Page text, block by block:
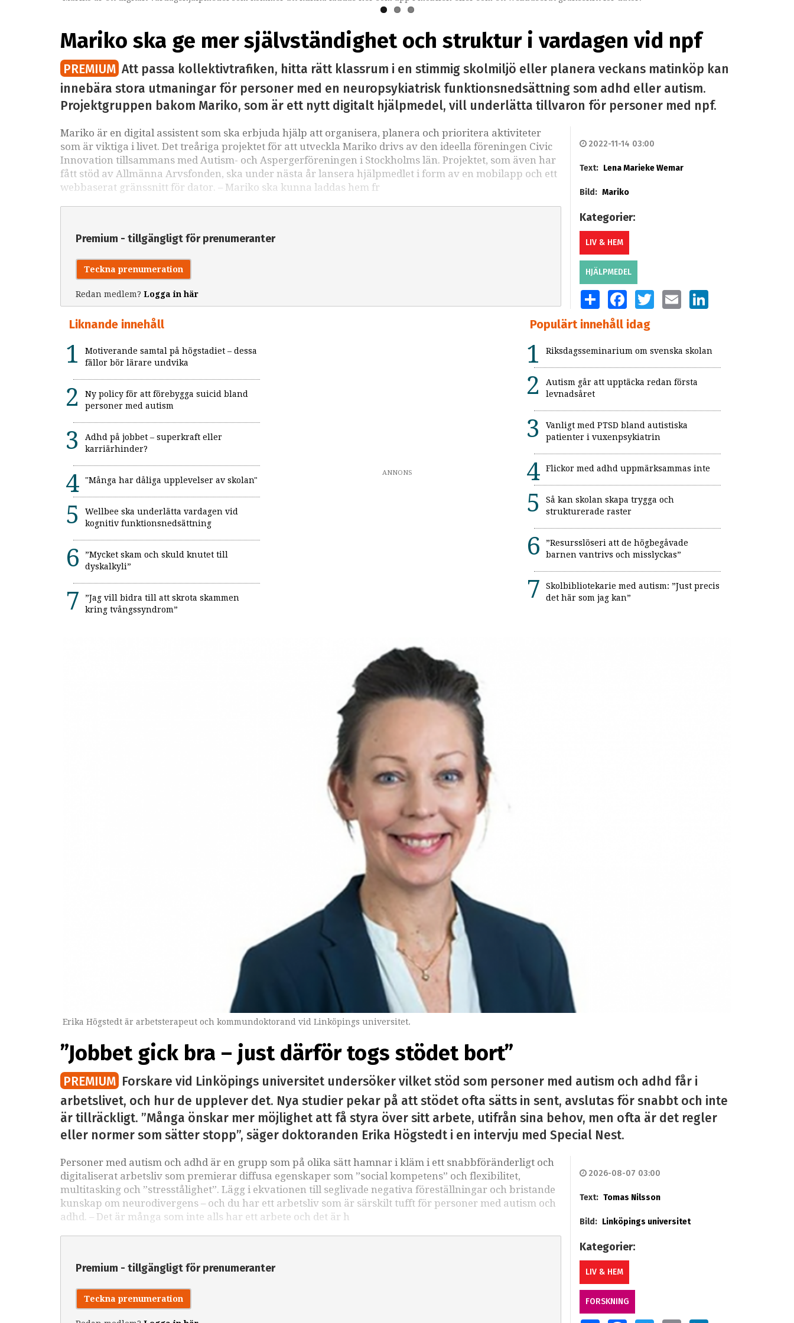
Mariko ska ge mer självständighet och struktur i vardagen vid npf
PREMIUM Att passa kollektivtrafiken, hitta rätt klassrum i en stimmig skolmiljö eller planera veckans matinköp kan
innebära stora utmaningar för personer med en neuropsykiatrisk funktionsnedsättning som adhd eller autism.
Projektgruppen bakom Mariko, som är ett nytt digitalt hjälpmedel, vill underlätta tillvaron för personer med npf.
Mariko är en digital assistent som ska erbjuda hjälp att organisera, planera och prioritera aktiviteter
som är viktiga i livet. Det treåriga projektet för att utveckla Mariko drivs av den ideella föreningen Civic
Innovation tillsammans med Autism- och Aspergerföreningen i Stockholms län. Projektet, som även har
fått stöd av Allmänna Arvsfonden, ska under nästa år lansera hjälpmedlet i form av en mobilapp och ett
webbaserat gränssnitt för dator. – Mariko ska kunna laddas hem fr
Premium - tillgängligt för prenumeranter
Teckna prenumeration
Redan medlem? Logga in här
2022-11-14 03:00
Text: Lena Marieke Wemar
Bild: Mariko
Kategorier:
LIV & HEM
HJÄLPMEDEL
SHARE FACEBOOKTWITTEREMAIL LINKEDIN
Liknande innehåll
Motiverande samtal på högstadiet – dessa
fällor bör lärare undvika
Ny policy för att förebygga suicid bland
personer med autism
Adhd på jobbet – superkraft eller
karriärhinder?
"Många har dåliga upplevelser av skolan"
Wellbee ska underlätta vardagen vid
kognitiv funktionsnedsättning
”Mycket skam och skuld knutet till
dyskalkyli”
”Jag vill bidra till att skrota skammen
kring tvångssyndrom”
ANNONS
Populärt innehåll idag
Riksdagsseminarium om svenska skolan
Autism går att upptäcka redan första
levnadsåret
Vanligt med PTSD bland autistiska
patienter i vuxenpsykiatrin
Flickor med adhd uppmärksammas inte
Så kan skolan skapa trygga och
strukturerade raster
”Resursslöseri att de högbegåvade
barnen vantrivs och misslyckas”
Skolbibliotekarie med autism: ”Just precis
det här som jag kan”
Erika Högstedt är arbetsterapeut och kommundoktorand vid Linköpings universitet.
”Jobbet gick bra – just därför togs stödet bort”
PREMIUM Forskare vid Linköpings universitet undersöker vilket stöd som personer med autism och adhd får i
arbetslivet, och hur de upplever det. Nya studier pekar på att stödet ofta sätts in sent, avslutas för snabbt och inte
är tillräckligt. ”Många önskar mer möjlighet att få styra över sitt arbete, utifrån sina behov, men ofta är det regler
eller normer som sätter stopp”, säger doktoranden Erika Högstedt i en intervju med Special Nest.
Personer med autism och adhd är en grupp som på olika sätt hamnar i kläm i ett snabbföränderligt och
digitaliserat arbetsliv som premierar diffusa egenskaper som ”social kompetens” och flexibilitet,
multitasking och ”stresstålighet”. Lägg i ekvationen till seglivade negativa föreställningar och bristande
kunskap om neurodivergens – och du har ett arbetsliv som är särskilt tufft för personer med autism och
adhd. – Det är många som inte alls har ett arbete och det är h
Premium - tillgängligt för prenumeranter
Teckna prenumeration
2026-08-07 03:00
Text: Tomas Nilsson
Bild: Linköpings universitet
Kategorier:
LIV & HEM
FORSKNING